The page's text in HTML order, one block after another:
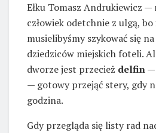
Ełku Tomasz Andrukiewicz —
człowiek odetchnie z ulgą, bo
musielibyśmy szykować się
dziedziców miejskich foteli.
dworze jest przecież delfin—
— gotowy przejąć stery, gdy
godzina.
Gdy przegląda się listy rad